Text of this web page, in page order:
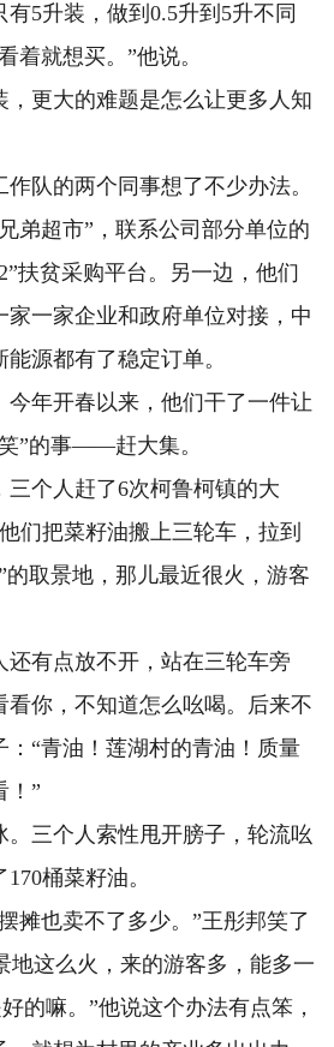
5升装，做到0.5升到5升不同
着就想买。”他说。
更大的难题是怎么让更多人知
的两个同事想了不少办法。
弟超市”，联系公司部分单位的
扶贫采购平台。另一边，他们
家一家企业和政府单位对接，中
源都有了稳定订单。
年开春以来，他们干了一件让
”的事——赶大集。
个人赶了6次柯鲁柯镇的大
们把菜籽油搬上三轮车，拉到
的取景地，那儿最近很火，游客
有点放不开，站在三轮车旁
看你，不知道怎么吆喝。后来不
：“青油！莲湖村的青油！质量
！”
三个人索性甩开膀子，轮流吆
桶菜籽油。
也卖不了多少。”王彤邦笑了
地这么火，来的游客多，能多一
的嘛。”他说这个办法有点笨，